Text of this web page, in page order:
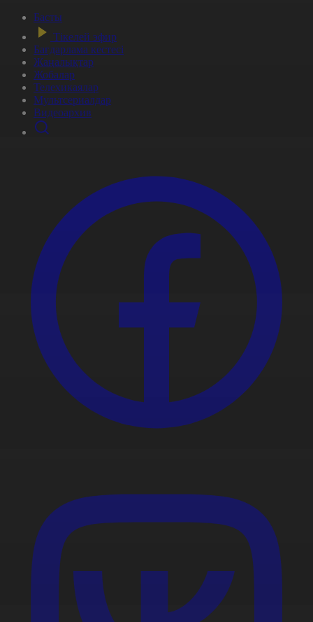
Басты
Тікелей эфир
Бағдарлама кестесі
Жаңалықтар
Жобалар
Телехикаялар
Мультсериалдар
Видеоархив